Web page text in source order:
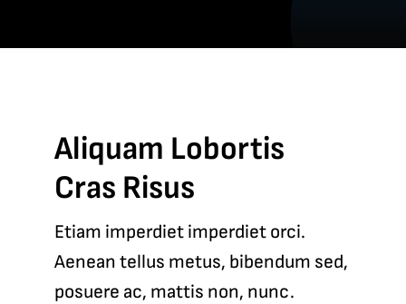
Aliquam Lobortis
Cras Risus
Etiam imperdiet imperdiet orci.
Aenean tellus metus, bibendum sed,
posuere ac, mattis non, nunc.